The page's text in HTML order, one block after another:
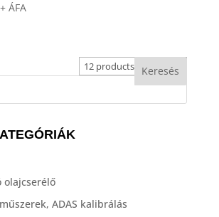
+ ÁFA
olajcserélő
ADAS kalibrálás